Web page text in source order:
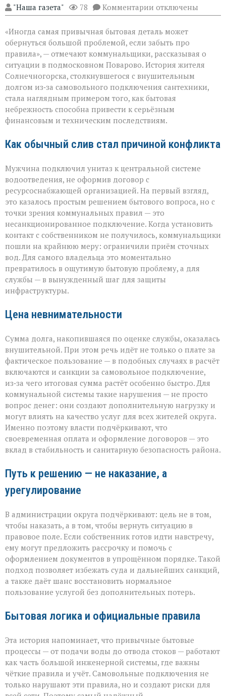
"Наша газета" 78 Комментарии к
записи
как
повод
долга:
коммунальная
история
с
серьёзным
финалом»
отключены
«Иногда самая привычная бытовая деталь может
обернуться большой проблемой, если забыть про
правила», — отмечают коммунальщики, рассказывая о
ситуации в подмосковном Поварово. История жителя
Солнечногорска, столкнувшегося с внушительным
долгом из‑за самовольного подключения сантехники,
стала наглядным примером того, как бытовая
небрежность способна привести к серьёзным
финансовым и техническим последствиям.
Как обычный слив стал причиной конфликта
Мужчина подключил унитаз к центральной системе
водоотведения, не оформив договор с
ресурсоснабжающей организацией. На первый взгляд,
это казалось простым решением бытового вопроса, но с
точки зрения коммунальных правил — это
несанкционированное подключение. Когда установить
контакт с собственником не получилось, коммунальщики
пошли на крайнюю меру: ограничили приём сточных
вод. Для самого владельца это моментально
превратилось в ощутимую бытовую проблему, а для
службы — в вынужденный шаг для защиты
инфраструктуры.
Цена невнимательности
Сумма долга, накопившаяся по оценке службы, оказалась
внушительной. При этом речь идёт не только о плате за
фактическое пользование — в подобных случаях в расчёт
включаются и санкции за самовольное подключение,
из‑за чего итоговая сумма растёт особенно быстро. Для
коммунальной системы такие нарушения — не просто
вопрос денег: они создают дополнительную нагрузку и
могут влиять на качество услуг для всех жителей округа.
Именно поэтому власти подчёркивают, что
своевременная оплата и оформление договоров — это
вклад в стабильность и санитарную безопасность района.
Путь к решению — не наказание, а
урегулирование
В администрации округа подчёркивают: цель не в том,
чтобы наказать, а в том, чтобы вернуть ситуацию в
правовое поле. Если собственник готов идти навстречу,
ему могут предложить рассрочку и помочь с
оформлением документов в упрощённом порядке. Такой
подход позволяет избежать суда и дальнейших санкций,
а также даёт шанс восстановить нормальное
пользование услугой без дополнительных потерь.
Бытовая логика и официальные правила
Эта история напоминает, что привычные бытовые
процессы — от подачи воды до отвода стоков — работают
как часть большой инженерной системы, где важны
чёткие правила и учёт. Самовольные подключения не
только нарушают эти правила, но и создают риски для